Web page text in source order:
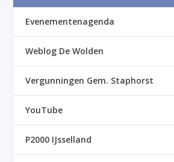
Evenementenagenda
Weblog De Wolden
Vergunningen Gem. Staphorst
YouTube
P2000 IJsselland